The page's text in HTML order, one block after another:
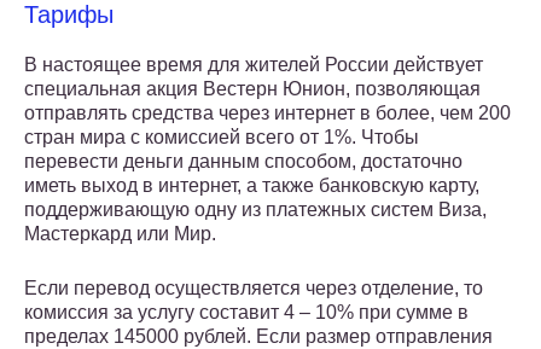
Тарифы
В настоящее время для жителей России действует
специальная акция Вестерн Юнион, позволяющая
отправлять средства через интернет в более, чем 200
стран мира с комиссией всего от 1%. Чтобы
перевести деньги данным способом, достаточно
иметь выход в интернет, а также банковскую карту,
поддерживающую одну из платежных систем Виза,
Мастеркард или Мир.
Если перевод осуществляется через отделение, то
комиссия за услугу составит 4 – 10% при сумме в
пределах 145000 рублей. Если размер отправления